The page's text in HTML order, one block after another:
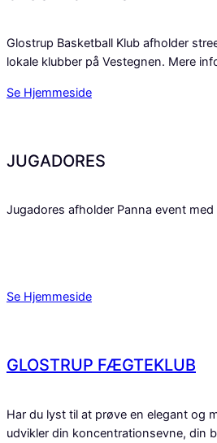
Glostrup Basketball Klub afholder
lokale klubber på Vestegnen. Mere
Se Hjemmeside
JUGADORES
Jugadores afholder Panna event med
Se Hjemmeside
GLOSTRUP FÆGTEKLUB
Har du lyst til at prøve en elegant og
udvikler din koncentrationsevne, din